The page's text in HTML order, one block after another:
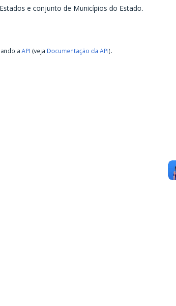
e conjunto de Municípios do Estado.
a API (veja Documentação da API).